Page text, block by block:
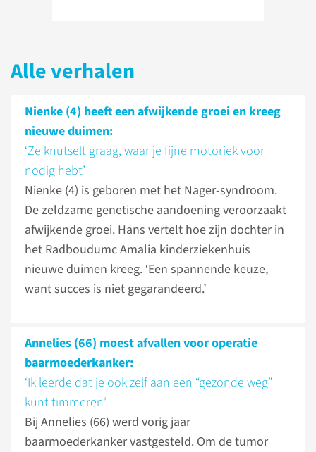
Alle verhalen
Nienke (4) heeft een afwijkende groei en kreeg
nieuwe duimen:
‘Ze knutselt graag, waar je fijne motoriek voor
nodig hebt’
Nienke (4) is geboren met het Nager-syndroom.
De zeldzame genetische aandoening veroorzaakt
afwijkende groei. Hans vertelt hoe zijn dochter in
het Radboudumc Amalia kinderziekenhuis
nieuwe duimen kreeg. ‘Een spannende keuze,
want succes is niet gegarandeerd.’
Annelies (66) moest afvallen voor operatie
baarmoederkanker:
‘Ik leerde dat je ook zelf aan een “gezonde weg”
kunt timmeren’
Bij Annelies (66) werd vorig jaar
baarmoederkanker vastgesteld. Om de tumor